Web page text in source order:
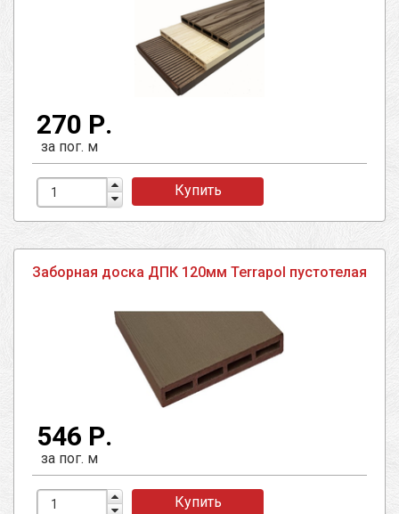
270 Р.
за пог. м
Купить
Заборная доска ДПК 120мм Terrapol пустотелая
546 Р.
за пог. м
Купить